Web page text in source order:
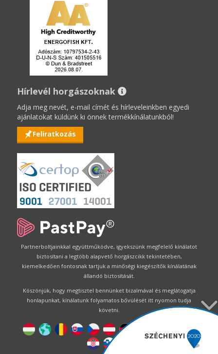
Hírlevél horgászoknak
Adja meg nevét, e-mail címét és hírleveleinkben egyedi
ajánlatokat küldünk ki önnek termékkínálatunkból!
Feliratkozás
Partnerboltjainkkal együttműködve, igyekszünk megfelelő kínálatot
biztosítani a legtöbb alapvető horgászcikk tekintetében,
kiemelkedően fontosnak tartjuk a minőségi kiegészítők kínálatának
állandó biztosítását.
Köszönjük, hogy megtisztel bennünket bizalmával és meglátogatja
honlapunkat, kínálatunk folyamatos bővülését itt nyomon tudja
követni.